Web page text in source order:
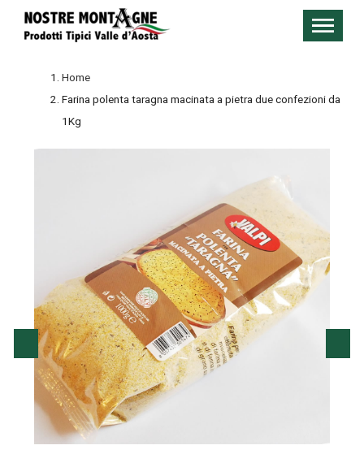
Home
Farina polenta taragna macinata a pietra due confezioni da
1Kg